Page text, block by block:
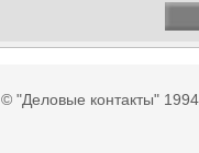
© "Деловые контакты"